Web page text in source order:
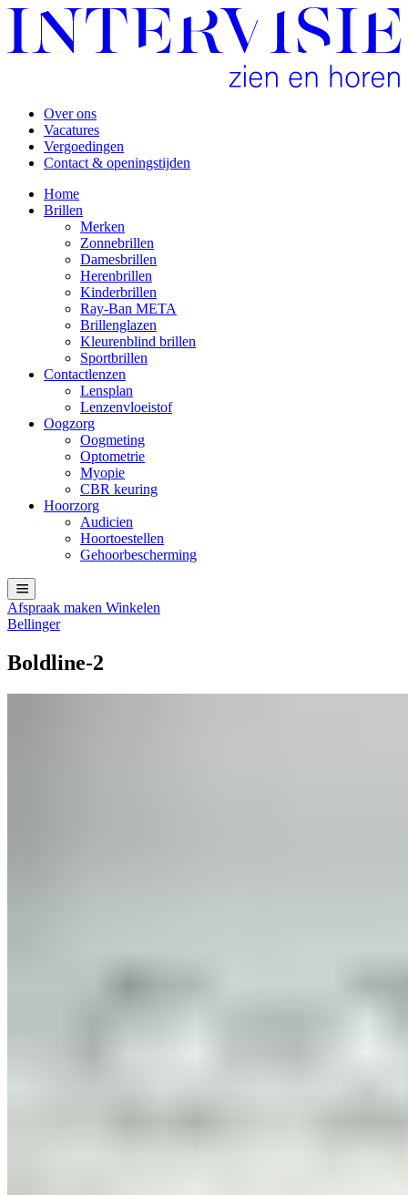
Over ons
Vacatures
Vergoedingen
Contact & openingstijden
Home
Brillen
Merken
Zonnebrillen
Damesbrillen
Herenbrillen
Kinderbrillen
Ray-Ban META
Brillenglazen
Kleurenblind brillen
Sportbrillen
Contactlenzen
Lensplan
Lenzenvloeistof
Oogzorg
Oogmeting
Optometrie
Myopie
CBR keuring
Hoorzorg
Audicien
Hoortoestellen
Gehoorbescherming
Afspraak maken Winkelen
Bellinger
Boldline-2